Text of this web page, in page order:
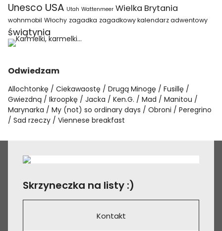
Unesco USA Utah Wattenmeer Wielka Brytania
wohnmobil Włochy zagadka zagadkowy kalendarz adwentowy
świątynia
Odwiedzam
Allochtonkę Ciekawaostę Drugą Minogę
Fusillę
Gwiezdną
Ikroopkę Jacka Ken.G. Mad
Manitou
Marynarka
My (not) so ordinary days Obroni
Peregrino
Sad rzeczy
Viennese breakfast
Skrzyneczka na listy :)
Kontakt